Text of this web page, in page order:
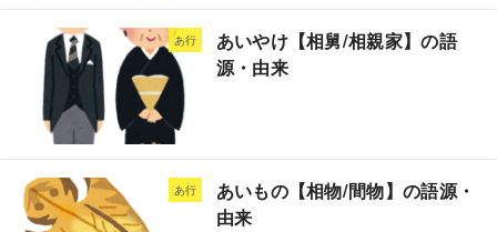
あ行
あいやけ【相舅/相親家】の語
源・由来
あ行
あいもの【相物/間物】の語源・
由来